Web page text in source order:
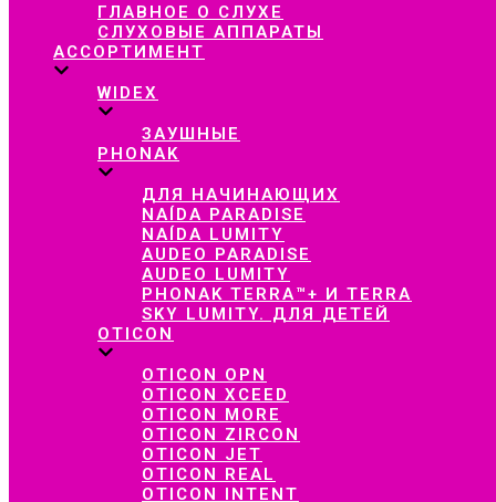
ГЛАВНОЕ О СЛУХЕ
СЛУХОВЫЕ АППАРАТЫ
АССОРТИМЕНТ
WIDEX
ЗАУШНЫЕ
PHONAK
ДЛЯ НАЧИНАЮЩИХ
NAÍDA PARADISE
NAÍDA LUMITY
AUDEO PARADISE
AUDEO LUMITY
PHONAK TERRA™+ И TERRA
SKY LUMITY. ДЛЯ ДЕТЕЙ
OTICON
OTICON OPN
OTICON XCEED
OTICON MORE
OTICON ZIRCON
OTICON JET
OTICON REAL
OTICON INTENT